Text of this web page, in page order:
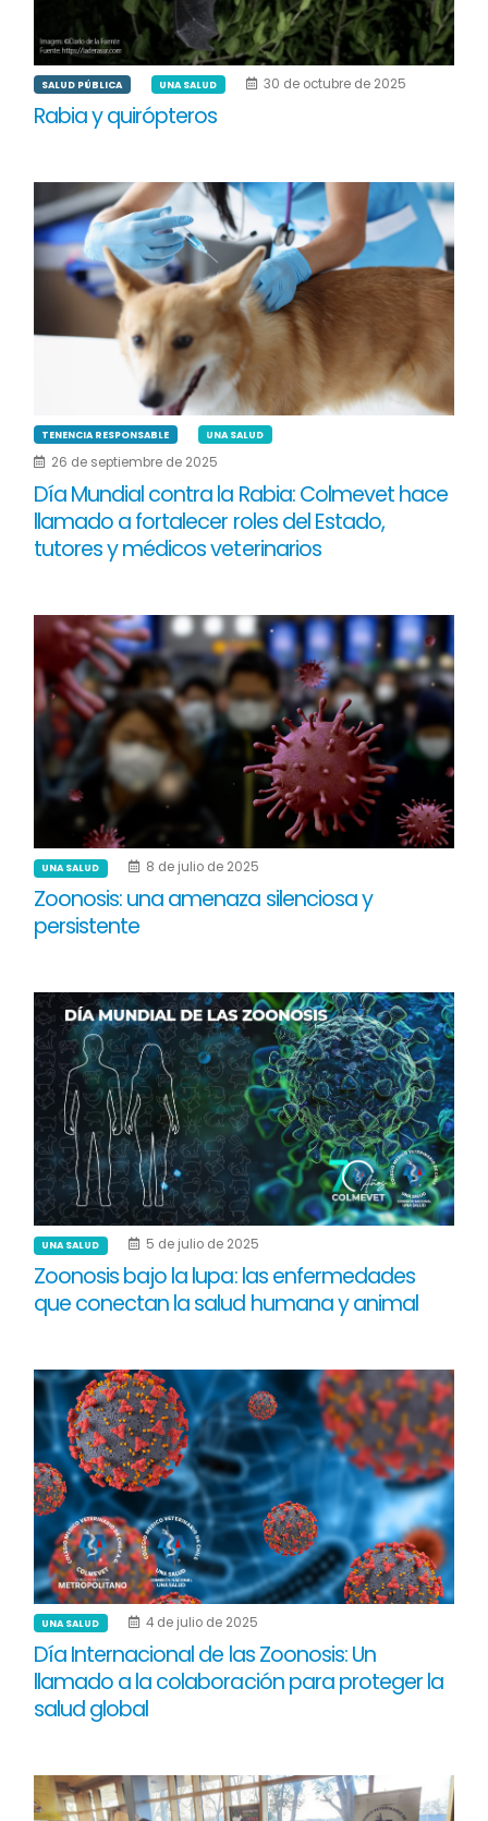
SALUD PÚBLICA UNA SALUD 30 de octubre de 2025
Rabia y quirópteros
TENENCIA RESPONSABLE UNA SALUD
26 de septiembre de 2025
Día Mundial contra la Rabia: Colmevet hace
llamado a fortalecer roles del Estado,
tutores y médicos veterinarios
UNA SALUD 8 de julio de 2025
Zoonosis: una amenaza silenciosa y
persistente
UNA SALUD 5 de julio de 2025
Zoonosis bajo la lupa: las enfermedades
que conectan la salud humana y animal
UNA SALUD 4 de julio de 2025
Día Internacional de las Zoonosis: Un
llamado a la colaboración para proteger la
salud global